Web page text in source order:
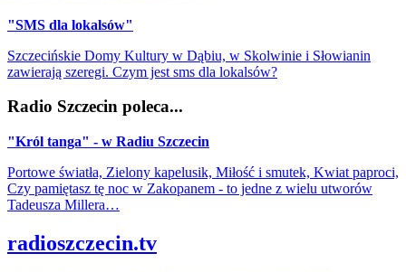
"SMS dla lokalsów"
Szczecińskie Domy Kultury w Dąbiu, w Skolwinie i Słowianin
zawierają szeregi. Czym jest sms dla lokalsów?
Radio Szczecin poleca...
"Król tanga" - w Radiu Szczecin
Portowe światła, Zielony kapelusik, Miłość i smutek, Kwiat paproci,
Czy pamiętasz tę noc w Zakopanem - to jedne z wielu utworów
Tadeusza Millera…
radioszczecin.tv